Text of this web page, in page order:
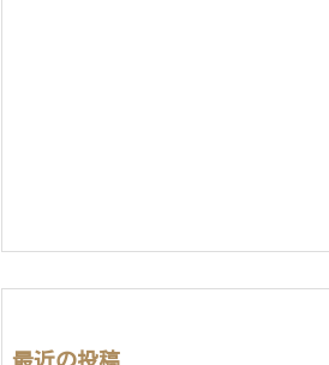
最近の投稿